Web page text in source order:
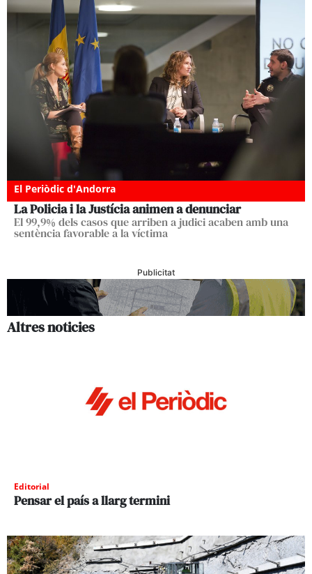
El Periòdic d'Andorra
La Policia i la Justícia animen a denunciar
El 99,9% dels casos que arriben a judici acaben amb una
sentència favorable a la víctima
Publicitat
Altres noticies
Editorial
Pensar el país a llarg termini